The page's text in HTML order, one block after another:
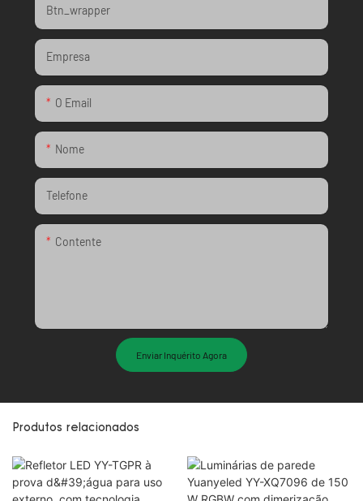
Btn_wrapper
Empresa
O Email
Nome
Telefone
Contente
Enviar Inquérito Agora
Produtos relacionados